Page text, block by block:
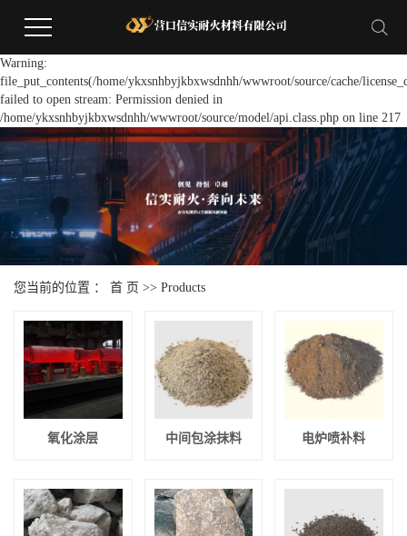
Warning:
file_put_contents(/home/ykxsnhbyjkbxwsdnhh/wwwroot/source/cache/
failed to open stream: Permission denied in
/home/ykxsnhbyjkbxwsdnhh/wwwroot/source/model/api.class.php on line 217
您当前的位置 ： 首 页 >> Products
氧化涂层 中间包涂抹料 电炉喷补料